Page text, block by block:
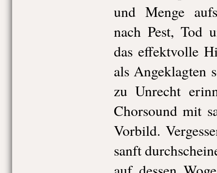
und Menge
nach Pest, Tod
das effektvolle
als Angeklagten
zu Unrecht
Chorsound mit
Vorbild.
sanft